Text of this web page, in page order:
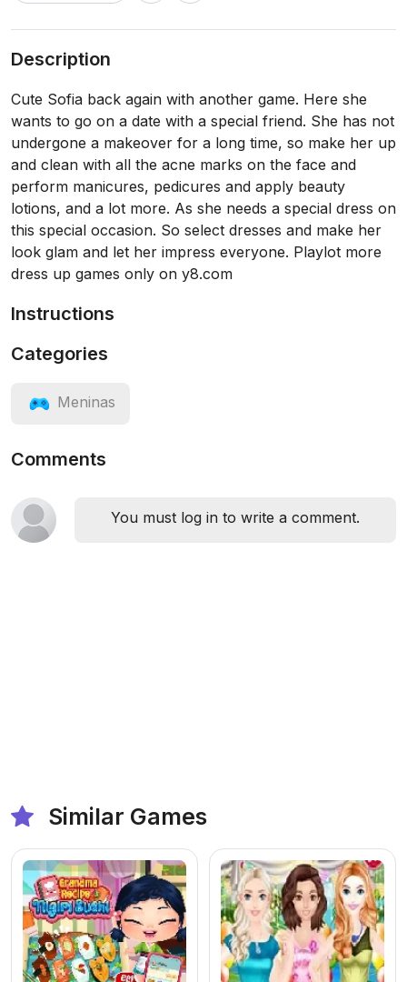
Description
Cute Sofia back again with another game. Here she
wants to go on a date with a special friend. She has not
undergone a makeover for a long time, so make her up
and clean with all the acne marks on the face and
perform manicures, pedicures and apply beauty
lotions, and a lot more. As she needs a special dress on
this special occasion. So select dresses and make her
look glam and let her impress everyone. Playlot more
dress up games only on y8.com
Instructions
Categories
Meninas
Comments
You must log in to write a comment.
Similar Games